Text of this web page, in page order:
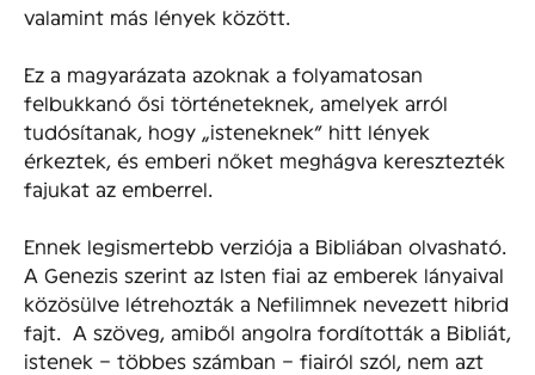
valamint más lények között.
Ez a magyarázata azoknak a folyamatosan
felbukkanó ősi történeteknek, amelyek arról
tudósítanak, hogy „isteneknek” hitt lények
érkeztek, és emberi nőket meghágva keresztezték
fajukat az emberrel.
Ennek legismertebb verziója a Bibliában olvasható.
A Genezis szerint az Isten fiai az emberek lányaival
közösülve létrehozták a Nefilimnek nevezett hibrid
fajt. A szöveg, amiből angolra fordították a Bibliát,
istenek – többes számban – fiairól szól, nem azt